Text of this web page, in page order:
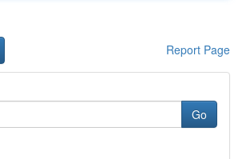
Report Page
Go